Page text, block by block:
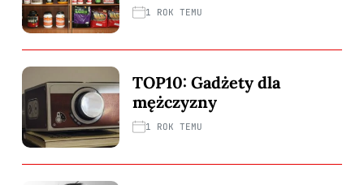
1 ROK TEMU
TOP10: Gadżety dla
mężczyzny
1 ROK TEMU